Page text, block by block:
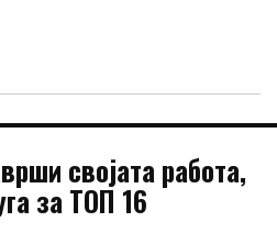
својата работа,
за ТОП 16